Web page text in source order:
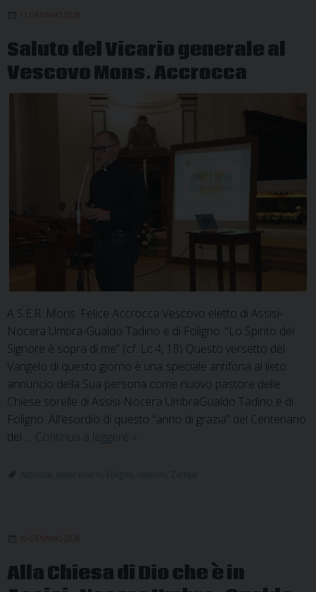
11 GENNAIO 2026
Saluto del Vicario generale al
Vescovo Mons. Accrocca
A S.E.R. Mons. Felice Accrocca Vescovo eletto di Assisi-
Nocera Umbra-Gualdo Tadino e di Foligno. “Lo Spirito del
Signore è sopra di me” (cf. Lc 4, 18) Questo versetto del
Vangelo di questo giorno è una speciale antifona al lieto
annuncio della Sua persona come nuovo pastore delle
Chiese sorelle di Assisi-Nocera UmbraGualdo Tadino e di
Foligno. All’esordio di questo “anno di grazia” del Centenario
del … Continua a leggere Saluto
Vicario
»
Accrocca Assisi Vicario Foligno Vescovo Zampa
10 GENNAIO 2026
Alla Chiesa di Dio che è in